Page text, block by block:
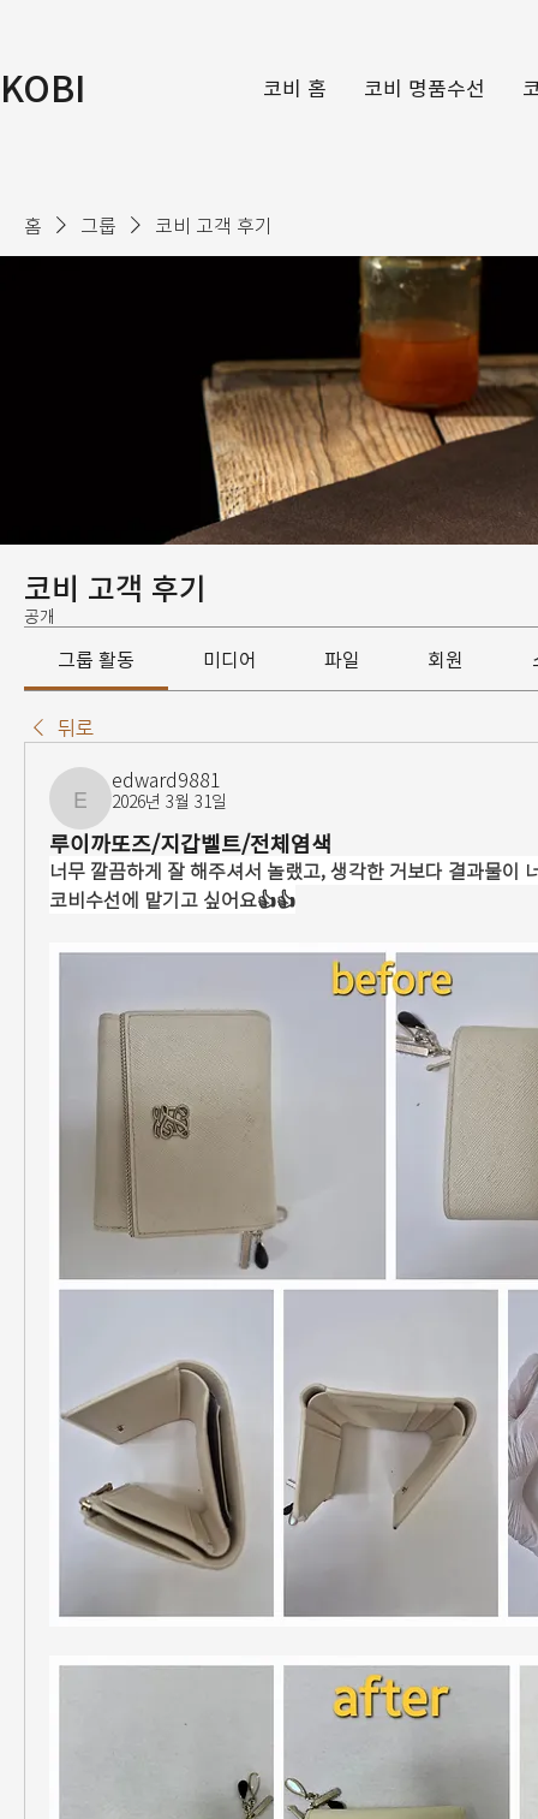
KOBI 코비 홈 코비 명품수선
홈 그룹 코비 고객 후기
코비 고객 후기
공개
그룹 활동 미디어 파일 회원
뒤로
edward9881
edward9881
2026년 3월 31일
루이까또즈/지갑벨트/전체염색
너무 깔끔하게 잘 해주셔서 놀랬고, 생각한 거보다 결과물이
코비수선에 맡기고 싶어요👍👍